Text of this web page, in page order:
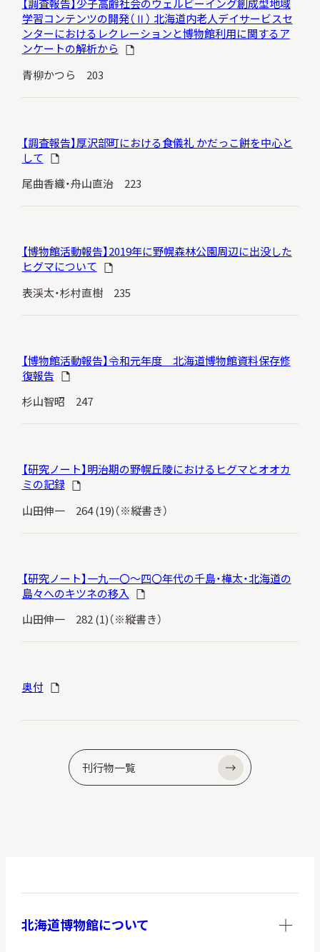
【調査報告】少子高齢社会のウェルビーイング創成型地域
学習コンテンツの開発（Ⅱ） 北海道内老人デイサービスセ
ンターにおけるレクレーションと博物館利用に関するア
ンケートの解析から
青柳かつら 203
【調査報告】厚沢部町における食儀礼 かだっこ餅を中心と
して
尾曲香織・舟山直治 223
【博物館活動報告】2019年に野幌森林公園周辺に出没した
ヒグマについて
表渓太・杉村直樹 235
【博物館活動報告】令和元年度 北海道博物館資料保存修
復報告
杉山智昭 247
【研究ノート】明治期の野幌丘陵におけるヒグマとオオカ
ミの記録
山田伸一 264 (19)（※縦書き）
【研究ノート】一九一〇～四〇年代の千島・樺太・北海道の
島々へのキツネの移入
山田伸一 282 (1)（※縦書き）
奥付
刊行物一覧
北海道博物館について